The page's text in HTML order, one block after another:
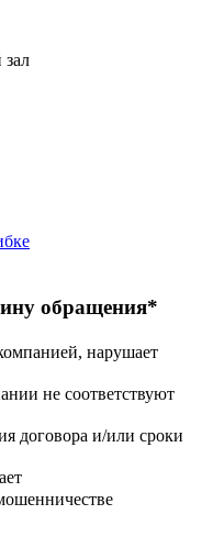
обращения*
нарушает
не соответствуют
договора и/или сроки